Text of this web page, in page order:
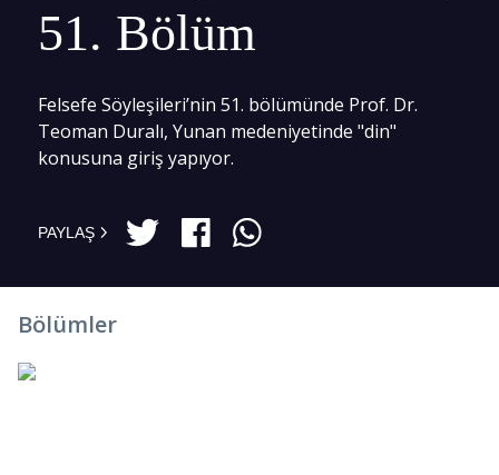
51. Bölüm
Felsefe Söyleşileri’nin 51. bölümünde Prof. Dr.
Teoman Duralı, Yunan medeniyetinde "din"
konusuna giriş yapıyor.
PAYLAŞ
Bölümler